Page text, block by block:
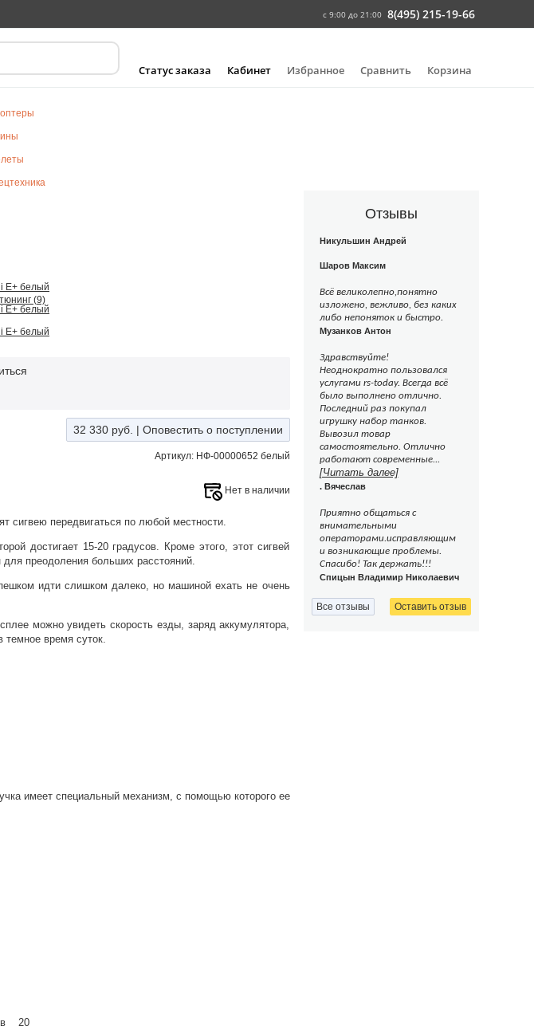
с 9:00 до 21:00 8(495) 215-19-66
Статус заказа Кабинет Избранное Сравнить Корзина
(9)
32 330 руб. | Оповестить о поступлении
Артикул: НФ-00000652 белый
Нет в наличии
сигвею передвигаться по любой местности.
достигает 15-20 градусов. Кроме этого, этот сигвей
преодоления больших расстояний.
идти слишком далеко, но машиной ехать не очень
можно увидеть скорость езды, заряд аккумулятора,
темное время суток.
имеет специальный механизм, с помощью которого ее
20
Отзывы
Никульшин Андрей
Шаров Максим
Всё великолепно,понятно
изложено, вежливо, без каких
либо непоняток и быстро.
Музанков Антон
Здравствуйте!
Неоднократно пользовался
услугами rs-today. Всегда всё
было выполнено отлично.
Последний раз покупал
игрушку набор танков.
Вывозил товар
самостоятельно. Отлично
работают современные...
[Читать далее]
. Вячеслав
Приятно общаться с
внимательными
операторами.исправляющим
и возникающие проблемы.
Спасибо! Так держать!!!
Спицын Владимир Николаевич
Все отзывы Оставить отзыв